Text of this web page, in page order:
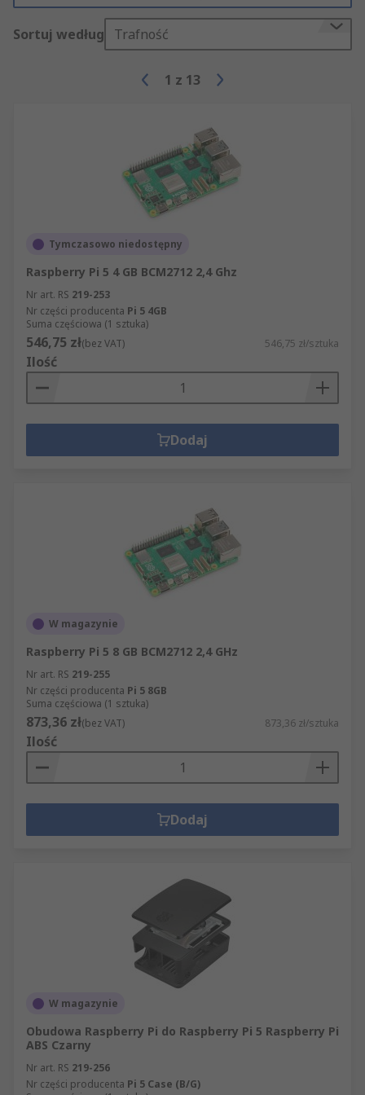
Zasilacze Pi– zapewniaja płytce optymalny
poziom mocy, .
– chronią płytkę i zapewniają
jej chłodzenie podczas pracy w obudowie
różnych materiałów, a nawet z
wbudowanymi wentylatorami.
Ekrany i wyświetlacze– używaj swojego Pi
w podróży, instalując wyświetlacz lub ekran
Oprogramowanie Raspberry Pi
oprogramowanie NOOBS do uruchomienia
na Twojej płycie
Posiadamy także kable, aparaty, wentylatory i nie
tylko. Sprawdź pełną ofertę już teraz.
Sortuj według Trafność
1 z 13
Tymczasowo niedostępny
Raspberry Pi 5 4 GB BCM2712 2,4 Ghz
Nr art. RS 219-253
Nr części producenta Pi 5 4GB
Suma częściowa (1 sztuka)
546,75 zł(bez VAT) 546,75 zł/sztuka
Ilość
Dodaj
W magazynie
Raspberry Pi 5 8 GB BCM2712 2,4 GHz
Nr art. RS 219-255
Nr części producenta Pi 5 8GB
Suma częściowa (1 sztuka)
873,36 zł(bez VAT) 873,36 zł/sztuka
Ilość
Dodaj
W magazynie
Obudowa Raspberry Pi do Raspberry Pi 5 Raspberry Pi
ABS Czarny
Nr art. RS 219-256
Nr części producenta Pi 5 Case (B/G)